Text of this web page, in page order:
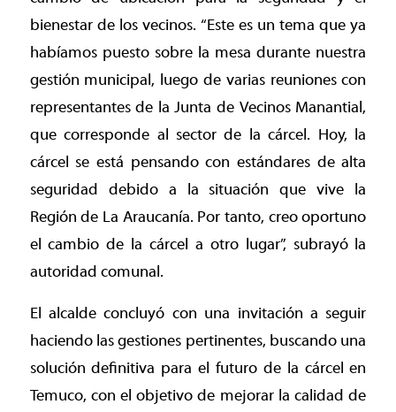
bienestar de los vecinos. “Este es un tema que ya
habíamos puesto sobre la mesa durante nuestra
gestión municipal, luego de varias reuniones con
representantes de la Junta de Vecinos Manantial,
que corresponde al sector de la cárcel. Hoy, la
cárcel se está pensando con estándares de alta
seguridad debido a la situación que vive la
Región de La Araucanía. Por tanto, creo oportuno
el cambio de la cárcel a otro lugar”, subrayó la
autoridad comunal.
El alcalde concluyó con una invitación a seguir
haciendo las gestiones pertinentes, buscando una
solución definitiva para el futuro de la cárcel en
Temuco, con el objetivo de mejorar la calidad de